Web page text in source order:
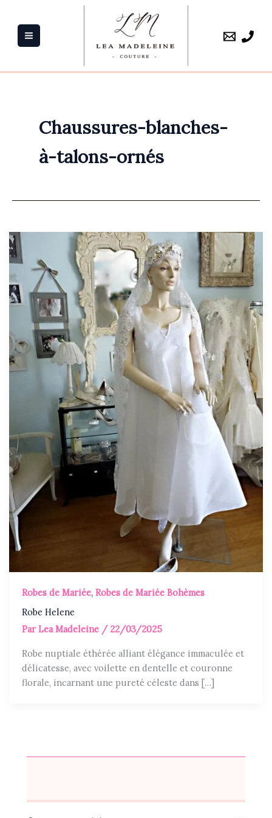
contenu
Chaussures-blanches-
à-talons-ornés
Robes de Mariée,Robes de Mariée Bohèmes
Robe Helene
ParLea Madeleine / 22/03/2025
Robe nuptiale éthérée alliant élégance immaculée et
délicatesse, avec voilette en dentelle et couronne
florale, incarnant une pureté céleste dans […]